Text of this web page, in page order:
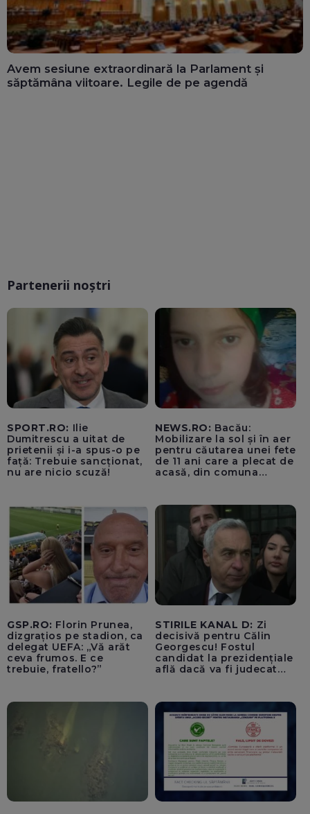
Avem sesiune extraordinară la Parlament și
săptămâna viitoare. Legile de pe agendă
Partenerii noștri
SPORT.RO: Ilie
Dumitrescu a uitat de
prietenii și i-a spus-o pe
față: Trebuie sancționat,
nu are nicio scuză!
NEWS.RO: Bacău:
Mobilizare la sol și în aer
pentru căutarea unei fete
de 11 ani care a plecat de
acasă, din comuna
joi spre vineri, inclusiv cu
o cameră cu
termoviziune
GSP.RO: Florin Prunea,
dizgrațios pe stadion, ca
delegat UEFA: „Vă arăt
ceva frumos. E ce
trebuie, fratello?”
STIRILE KANAL D: Zi
decisivă pentru Călin
Georgescu! Fostul
candidat la prezidențiale
află dacă va fi judecat